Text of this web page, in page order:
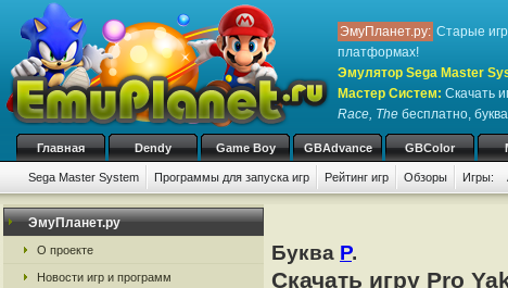
ЭмуПланет.ру: Старые
платформах!
Эмулятор Sega Master
Мастер Систем: Скачать
Race, The бесплатно,
Главная Dendy Game Boy GBAdvance GBColor
Sega Master System Программы для запуска игр Рейтинг игр Обзоры Игры:
ЭмуПланет.ру
О проекте
Новости игр и программ
Буква P.
Скачать игру Pro